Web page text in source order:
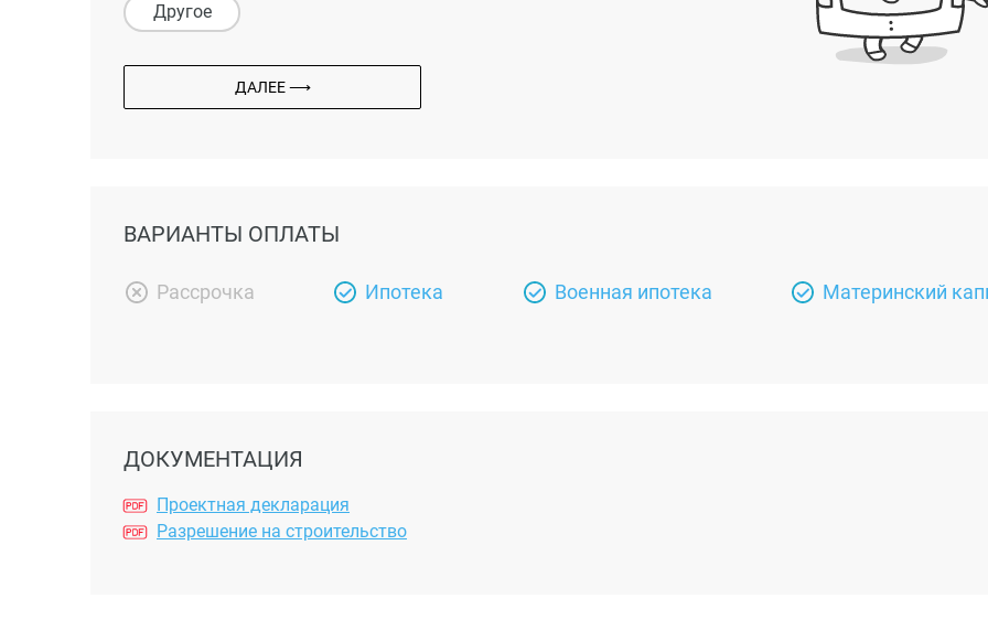
Другое
ДАЛЕЕ ⟶
ВАРИАНТЫ ОПЛАТЫ
Рассрочка Ипотека Военная ипотека Материнский
ДОКУМЕНТАЦИЯ
Проектная декларация
Разрешение на строительство